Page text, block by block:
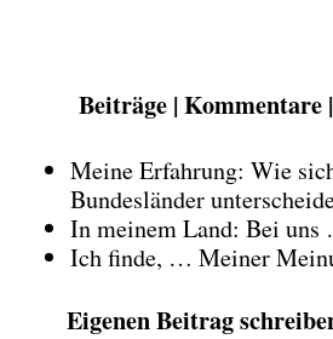
Beiträge | Kommentare
Meine Erfahrung: Wie
Bundesländer
In meinem Land: Bei
Ich finde, … Meiner
Eigenen Beitrag